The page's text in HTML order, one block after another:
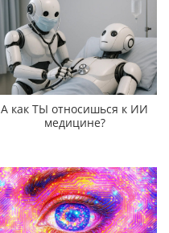
А как ТЫ относишься к ИИ
медицине?